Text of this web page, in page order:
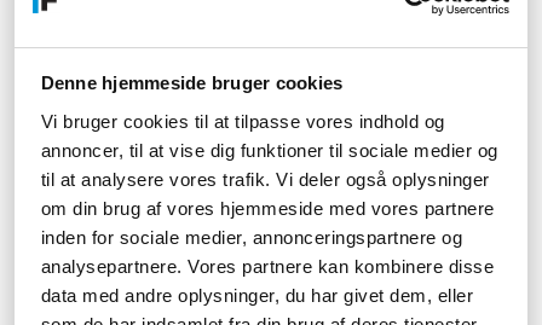
Denne hjemmeside bruger cookies
Vi bruger cookies til at tilpasse vores indhold og
annoncer, til at vise dig funktioner til sociale medier og
til at analysere vores trafik. Vi deler også oplysninger
om din brug af vores hjemmeside med vores partnere
inden for sociale medier, annonceringspartnere og
analysepartnere. Vores partnere kan kombinere disse
data med andre oplysninger, du har givet dem, eller
Forbedr dit velvære med
passende belysning
Oplev fordelene ved stemningsbelysning, der kan hjælpe med at
reducere stress og skabe en behagelig atmosfære for
afslapning.
Fremhæv din indretning med
stemningsbelysning